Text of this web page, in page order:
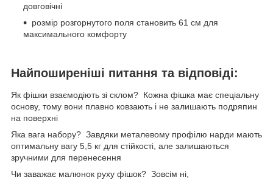
довговічні
розмір розгорнутого поля становить 61 см для
максимального комфорту
Найпоширеніші питання та відповіді:
Як фішки взаємодіють зі склом? Кожна фішка має спеціальну
основу, тому вони плавно ковзають і не залишають подряпин
на поверхні
Яка вага набору? Завдяки металевому профілю нарди мають
оптимальну вагу 5,5 кг для стійкості, але залишаються
зручними для перенесення
Чи заважає малюнок руху фішок? Зовсім ні,